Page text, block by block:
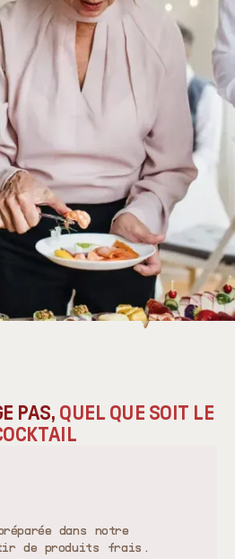
PAS, QUEL QUE SOIT LE
dans notre
de produits frais.